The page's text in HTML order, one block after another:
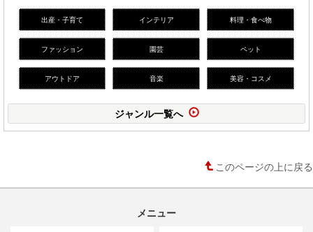
出産・子育て インテリア 料理・食べ物
ファッション 園芸 ペット
アウトドア 音楽 美容・コスメ
ジャンル一覧へ
このページの上に戻る
メニュー